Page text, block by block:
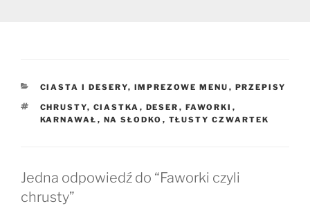
KATEGORIE
CIASTA I DESERY, IMPREZOWE MENU , PRZEPISY
TAGI
CHRUSTY, CIASTKA , DESER , FAWORKI ,
KARNAWAŁ , NA SŁODKO , TŁUSTY CZWARTEK
Jedna odpowiedź do “Faworki czyli
chrusty”